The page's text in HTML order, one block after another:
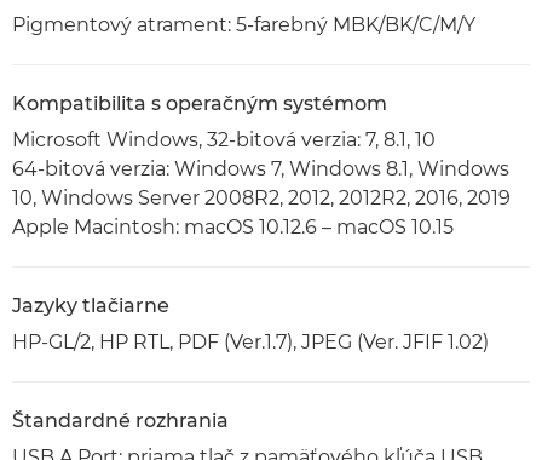
Pigmentový atrament: 5-farebný MBK/BK/C/M/Y
Kompatibilita s operačným systémom
Microsoft Windows, 32-bitová verzia: 7, 8.1, 10
64-bitová verzia: Windows 7, Windows 8.1, Windows
10, Windows Server 2008R2, 2012, 2012R2, 2016, 2019
Apple Macintosh: macOS 10.12.6 – macOS 10.15
Jazyky tlačiarne
HP-GL/2, HP RTL, PDF (Ver.1.7), JPEG (Ver. JFIF 1.02)
Štandardné rozhrania